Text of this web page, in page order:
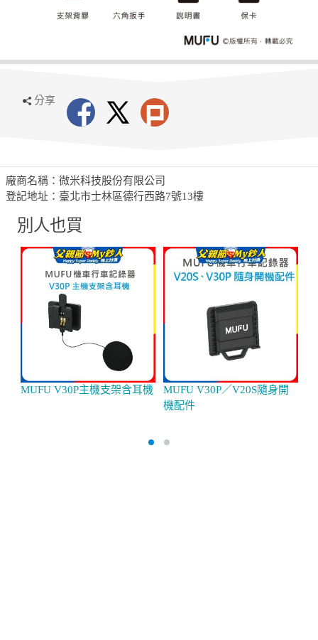
分享
廠商名稱：微米科技股份有限公司
登記地址：臺北市士林區德行西路7號13樓
別人也買
MUFU V30P主機支架含耳機
MUFU V30P／V20S隨身開
機配件